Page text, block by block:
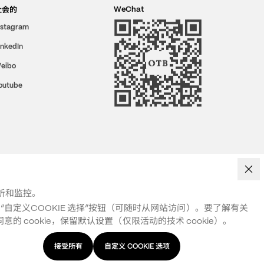
的 WeChat
监控。
定义COOKIE 选择”按钮（可随时从网站访问）。要了解有关
的 cookie，保留默认设置（仅限活动的技术 cookie）。
接受所有 自定义 COOKIE 选项